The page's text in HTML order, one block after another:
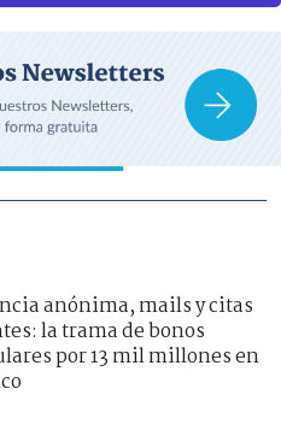
anónima, mails y citas
la trama de bonos
por 13 mil millones en